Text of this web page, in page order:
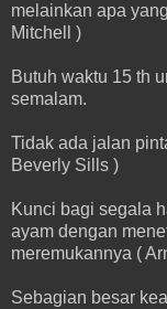
melainkan apa
Mitchell )
Butuh waktu 15 th
semalam.
Tidak ada jalan
Beverly Sills )
Kunci bagi segala
ayam dengan
meremukannya (
Sebagian besar